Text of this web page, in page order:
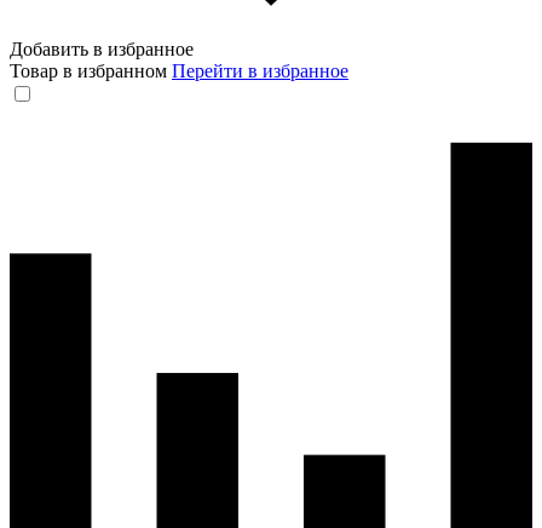
Добавить в избранное
Товар в избранном Перейти в избранное